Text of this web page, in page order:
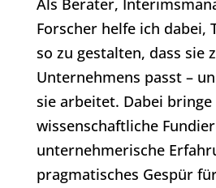
Als Berater,
Forscher helfe ich dabei,
so zu gestalten, dass sie
Unternehmens passt –
sie arbeitet. Dabei bringe
wissenschaftliche
unternehmerische
pragmatisches Gespür